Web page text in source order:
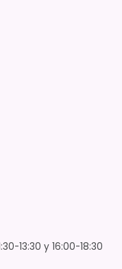
13:30 y 16:00-18:30